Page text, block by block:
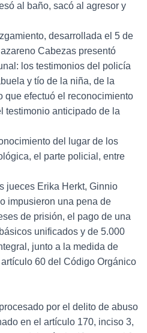
al baño, sacó al agresor y
desarrollada el 5 de
Cabezas presentó
los testimonios del policía
y tío de la niña, de la
que efectuó el reconocimiento
testimonio anticipado de la
del lugar de los
el parte policial, entre
jueces Erika Herkt, Ginnio
impusieron una pena de
de prisión, el pago de una
unificados y de 5.000
junto a la medida de
60 del Código Orgánico
por el delito de abuso
en el artículo 170, inciso 3,